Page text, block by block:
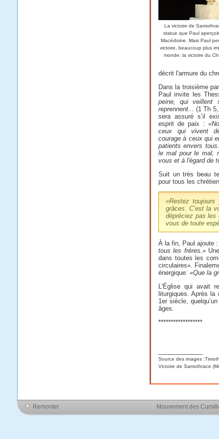
La victoire de
statue que Paul
Macédoine. Mais Paul
victoire, beaucoup plus
monde: la victoire du
décrit l'armure du
Dans la troisième
Paul invite les
peine, qui veillent
reprennent... (1 Th
sera assuré s’il
esprit de paix :
ceux qui vivent
courage à ceux qui
patients envers
le mal pour le mal,
vous et à l'égard de
Suit un très beau
pour tous les
«Restez
grâces. C’est la
dépréciez pas les
vous de toute
À la fin, Paul ajoute
tous les frères.»
dans toutes les
circulaires».
énergique: «Que la
L'Église qui avait
liturgiques. Après
1er siècle,
âges.
******************
Source des images
Victoire de Samothrace
Remonter Mouvement des